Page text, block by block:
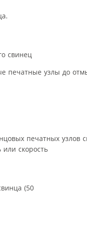
свинец
печатные узлы до
печатных узлов
скорость
(50